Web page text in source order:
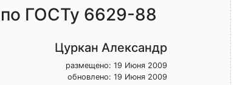
ГОСТу 6629-88
Цуркан Александр
размещено: 19 Июня 2009
обновлено: 19 Июня 2009